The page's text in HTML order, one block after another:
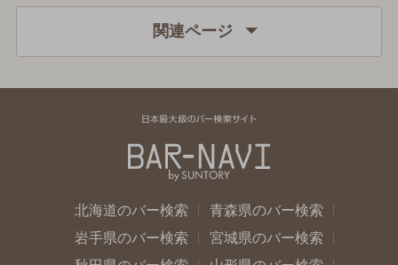
関連ページ
北海道のバー検索
青森県のバー検索
岩手県のバー検索
宮城県のバー検索